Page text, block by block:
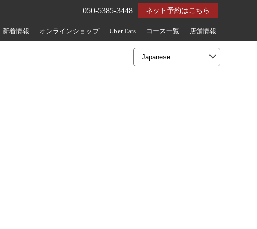
ネット予約はこちら
050-5385-3448
新着情報 オンラインショップ Uber Eats コース一覧 店舗情報